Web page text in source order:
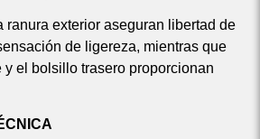
ranura exterior aseguran libertad de
de ligereza, mientras que
y el bolsillo trasero proporcionan